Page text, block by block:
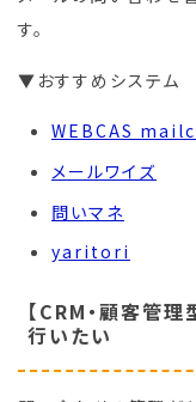
す。
▼おすすめシステム
WEBCAS
メールワイズ
問いマネ
yaritori
【CRM・顧客管
行いたい